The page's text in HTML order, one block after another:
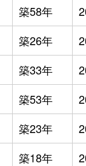
築58年
築26年
築33年
築53年
築23年
築18年